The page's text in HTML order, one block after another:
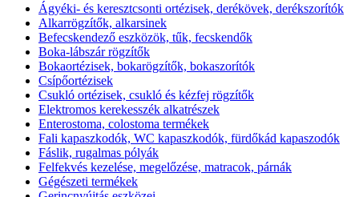
Ágyéki- és keresztcsonti ortézisek, derékövek, derékszorítók
Alkarrögzítők, alkarsinek
Befecskendező eszközök, tűk, fecskendők
Boka-lábszár rögzítők
Bokaortézisek, bokarögzítők, bokaszorítók
Csípőortézisek
Csukló ortézisek, csukló és kézfej rögzítők
Elektromos kerekesszék alkatrészek
Enterostoma, colostoma termékek
Fali kapaszkodók, WC kapaszkodók, fürdőkád kapaszodók
Fáslik, rugalmas pólyák
Felfekvés kezelése, megelőzése, matracok, párnák
Gégészeti termékek